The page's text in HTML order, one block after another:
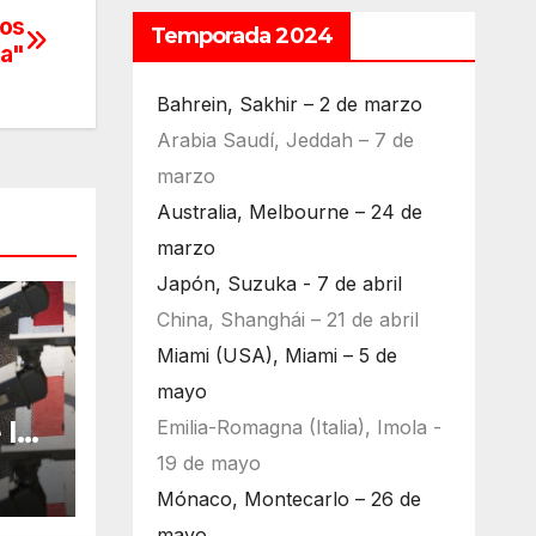
la
Temporada 2024
Bahrein, Sakhir – 2 de marzo
Arabia Saudí, Jeddah – 7 de
marzo
Australia, Melbourne – 24 de
marzo
Japón, Suzuka - 7 de abril
China, Shanghái – 21 de abril
Miami (USA), Miami – 5 de
mayo
Emilia-Romagna (Italia), Imola -
19 de mayo
Mónaco, Montecarlo – 26 de